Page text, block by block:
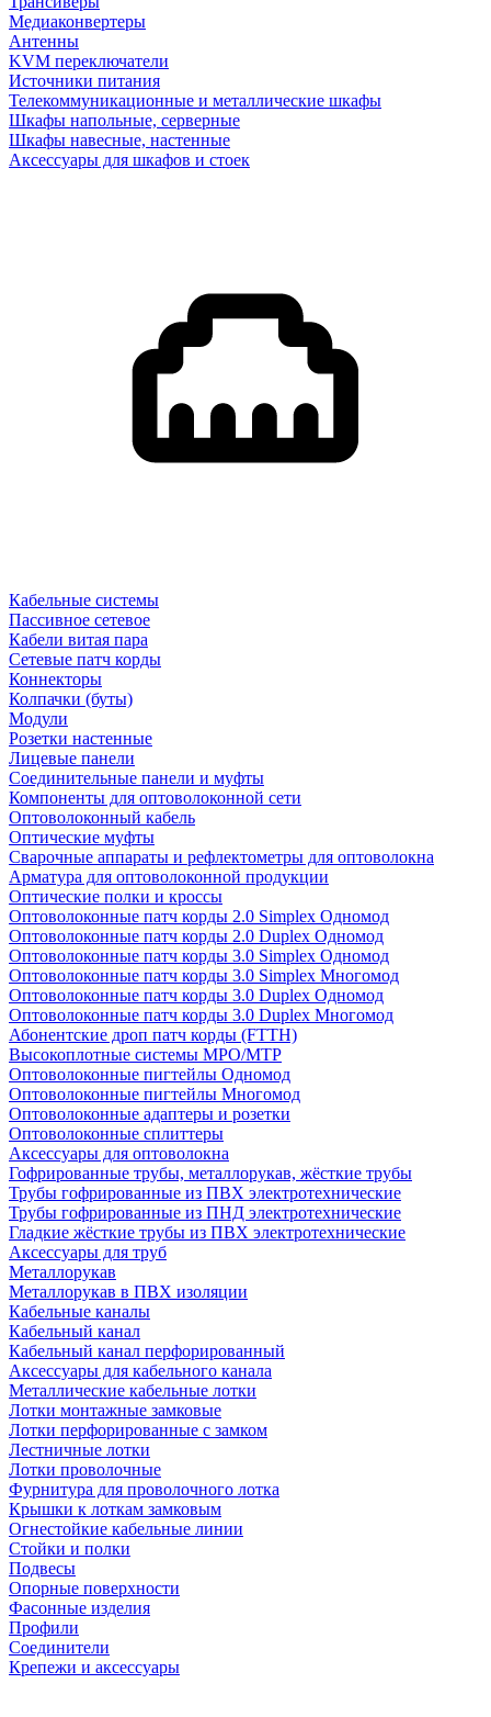
Медиаконвертеры
Антенны
KVM переключатели
Источники питания
Телекоммуникационные и металлические шкафы
Шкафы напольные, серверные
Шкафы навесные, настенные
Аксессуары для шкафов и стоек
Кабельные системы
Пассивное сетевое
Кабели витая пара
Сетевые патч корды
Коннекторы
Колпачки (буты)
Модули
Розетки настенные
Лицевые панели
Соединительные панели и муфты
Компоненты для оптоволоконной сети
Оптоволоконный кабель
Оптические муфты
Сварочные аппараты и рефлектометры для оптоволокна
Арматура для оптоволоконной продукции
Оптические полки и кроссы
Оптоволоконные патч корды 2.0 Simplex Одномод
Оптоволоконные патч корды 2.0 Duplex Одномод
Оптоволоконные патч корды 3.0 Simplex Одномод
Оптоволоконные патч корды 3.0 Simplex Многомод
Оптоволоконные патч корды 3.0 Duplex Одномод
Оптоволоконные патч корды 3.0 Duplex Многомод
Абонентские дроп патч корды (FTTH)
Высокоплотные системы MPO/MTP
Оптоволоконные пигтейлы Одномод
Оптоволоконные пигтейлы Многомод
Оптоволоконные адаптеры и розетки
Оптоволоконные сплиттеры
Аксессуары для оптоволокна
Гофрированные трубы, металлорукав, жёсткие трубы
Трубы гофрированные из ПВХ электротехнические
Трубы гофрированные из ПНД электротехнические
Гладкие жёсткие трубы из ПВХ электротехнические
Аксессуары для труб
Металлорукав
Металлорукав в ПВХ изоляции
Кабельные каналы
Кабельный канал
Кабельный канал перфорированный
Аксессуары для кабельного канала
Металлические кабельные лотки
Лотки монтажные замковые
Лотки перфорированные с замком
Лестничные лотки
Лотки проволочные
Фурнитура для проволочного лотка
Крышки к лоткам замковым
Огнестойкие кабельные линии
Стойки и полки
Подвесы
Опорные поверхности
Фасонные изделия
Профили
Соединители
Крепежи и аксессуары